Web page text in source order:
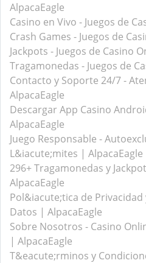
AlpacaEagle
Casino en Vivo - Juegos de
Crash Games - Juegos de
Jackpots - Juegos de Casino
Tragamonedas - Juegos de
Contacto y Soporte 24/7 -
AlpacaEagle
Descargar App Casino
AlpacaEagle
Juego Responsable -
L&iacute;mites | AlpacaEagle
296+ Tragamonedas y
AlpacaEagle
Pol&iacute;tica de
Datos | AlpacaEagle
Sobre Nosotros - Casino
| AlpacaEagle
T&eacute;rminos y